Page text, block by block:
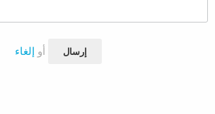
إرسال أو إلغاء